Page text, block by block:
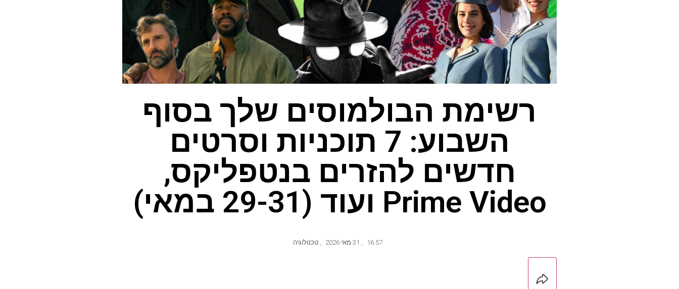
רשימת הבולמוסים שלך בסוף
השבוע: 7 תוכניות וסרטים
חדשים להזרים בנטפליקס,
Prime Video ועוד (29-31 במאי)
16:57
,
, טכנולוגיה